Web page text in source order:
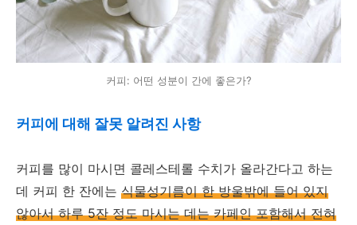
커피: 어떤 성분이 간에 좋은가?
커피에 대해 잘못 알려진 사항
커피를 많이 마시면 콜레스테롤 수치가 올라간다고 하는
데 커피 한 잔에는 식물성기름이 한 방울밖에 들어 있지
않아서 하루 5잔 정도 마시는 데는 카페인 포함해서 전혀